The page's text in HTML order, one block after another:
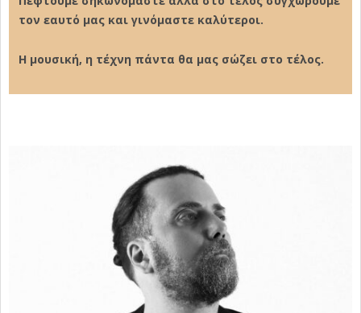
τον εαυτό μας και γινόμαστε καλύτεροι.
Η μουσική, η τέχνη πάντα θα μας σώζει στο τέλος.